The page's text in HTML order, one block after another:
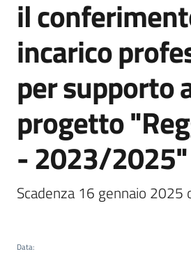
Novità
Menu selezionato
Vivere
Reggio
Emilia
Tutti
gli
argomenti
T
il
incarico
per supporto
progetto
- 2023/2025"
Scadenza 16 gennaio 2025
Data: